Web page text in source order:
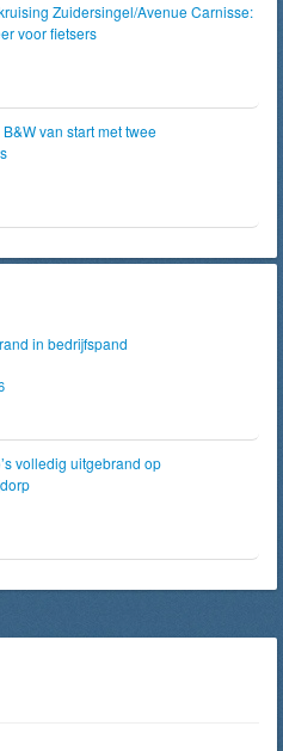
Zuidersingel/Avenue Carnisse:
voor fietsers
van start met twee
in bedrijfspand
volledig uitgebrand op